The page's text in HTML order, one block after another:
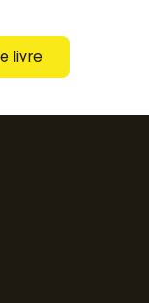
livre